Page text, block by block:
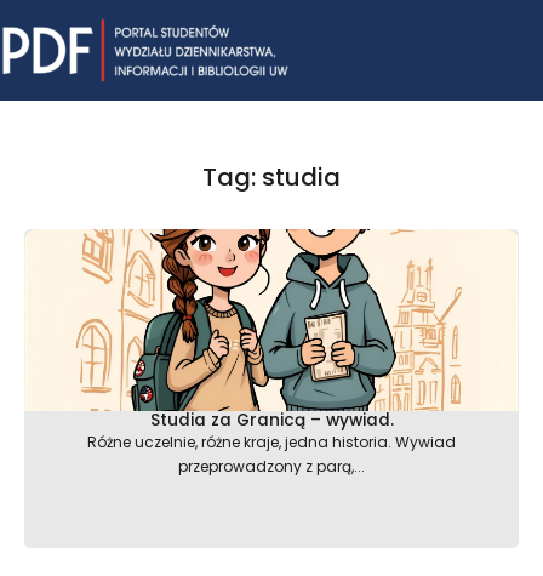
to
content
Tag: studia
Studia za Granicą – wywiad.
Różne uczelnie, różne kraje, jedna historia. Wywiad
przeprowadzony z parą,...
Strona
StronaStrona